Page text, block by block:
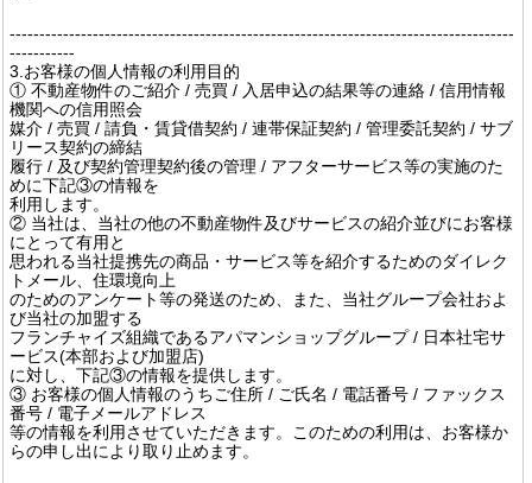
-------------------------------------------------------------------------------------
-----------
3.お客様の個人情報の利用目的
① 不動産物件のご紹介 / 売買 / 入居申込の結果等の連絡 / 信用情報
機関への信用照会
媒介 / 売買 / 請負・賃貸借契約 / 連帯保証契約 / 管理委託契約 / サブ
リース契約の締結
履行 / 及び契約管理契約後の管理 / アフターサービス等の実施のた
めに下記③の情報を
利用します。
② 当社は、当社の他の不動産物件及びサービスの紹介並びにお客様
にとって有用と
思われる当社提携先の商品・サービス等を紹介するためのダイレク
トメール、住環境向上
のためのアンケート等の発送のため、また、当社グループ会社およ
び当社の加盟する
フランチャイズ組織であるアパマンショップグループ / 日本社宅サ
ービス(本部および加盟店)
に対し、下記③の情報を提供します。
③ お客様の個人情報のうちご住所 / ご氏名 / 電話番号 / ファックス
番号 / 電子メールアドレス
等の情報を利用させていただきます。このための利用は、お客様か
らの申し出により取り止めます。